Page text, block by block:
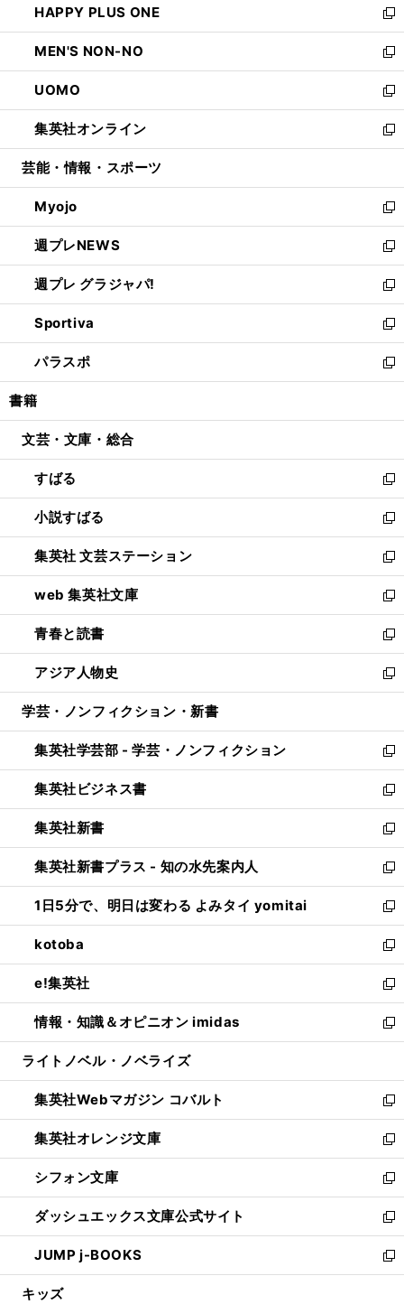
く
で
開
く
ド
ウ
で
開
く
ィ
ン
ド
ウ
で
開
く
い
ウ
ィ
ン
ド
ウ
で
開
HAPPY PLUS ONE
新
し
い
ウ
ィ
ン
ド
ウ
開
く
MEN'S NON-NO
新
し
い
ウ
ィ
ン
ウ
で
開
く
UOMO
新
し
い
ウ
ン
ド
ウ
で
開
く
集英社オンライン
新
し
ウ
ィ
ン
ド
ウ
で
開
く
芸能・情報・スポーツ
Myojo
新
し
い
ウ
ィ
ン
ド
ウ
で
開
週プレNEWS
新
し
い
ウ
ィ
ン
ド
ウ
開
週プレ グラジャパ!
新
し
い
ウ
ィ
ン
ウ
開
く
Sportiva
新
し
い
ウ
ン
ウ
で
開
く
パラスポ
新
し
ウ
ン
ド
ウ
で
開
く
書籍
文芸・文庫・総合
すばる
新
し
い
ウ
ィ
ン
ド
ウ
で
開
く
小説すばる
新
し
い
ウ
ィ
ン
ド
ウ
で
開
集英社 文芸ステーション
新
し
い
ウ
ィ
ン
ド
ウ
開
く
web 集英社文庫
新
し
い
ウ
ィ
ン
ウ
で
開
く
青春と読書
新
し
い
ウ
ン
ド
ウ
で
開
く
アジア人物史
新
し
ウ
ィ
ン
ド
ウ
で
開
く
学芸・ノンフィクション・新書
集英社学芸部 - 学芸・ノンフィクション
新
し
い
ウ
ィ
ン
ド
ウ
で
開
く
集英社ビジネス書
新
し
い
ウ
ィ
ン
ド
ウ
で
開
く
集英社新書
新
し
い
ウ
ィ
ン
ド
ウ
で
開
く
集英社新書プラス - 知の水先案内人
新
し
い
ウ
ィ
ン
ド
ウ
で
開
1日5分で、明日は変わる よみタイ yomitai
新
し
い
ウ
ィ
ン
ド
ウ
開
く
kotoba
新
し
い
ウ
ィ
ン
ウ
で
開
く
e!集英社
新
し
い
ウ
ン
ド
ウ
で
開
く
情報・知識＆オピニオン imidas
新
し
ウ
ィ
ン
ド
ウ
で
開
く
ライトノベル・ノベライズ
集英社Webマガジン コバルト
新
し
い
ウ
ィ
ン
ド
ウ
で
開
集英社オレンジ文庫
新
し
い
ウ
ィ
ン
ド
ウ
シフォン文庫
新
し
い
ウ
ィ
ン
ダッシュエックス文庫公式サイト
新
し
い
ウ
JUMP j-BOOKS
新
し
キッズ